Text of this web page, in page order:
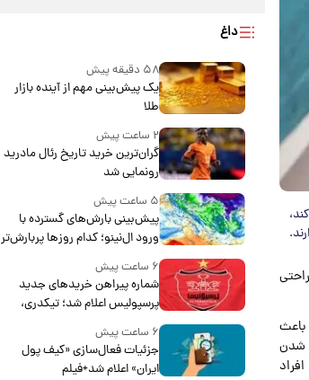
شدن
داغ
۵۸ دقیقه پیش
یک پیش‌بینی مهم از آینده بازار
طلا
۲ ساعت پیش
گران‌ترین خرید تاریخ رئال مادرید
رونمایی شد
۵ ساعت پیش
پیش‌بینی بارش‌های گسترده با
ورود ال‌نینو؛ کدام روزها پربارش‌تر
خواهند بود؟
۶ ساعت پیش
شماره پیراهن خریدهای جدید
پرسپولیس اعلام شد؛ تیکدری،
محبی و سرگیف با اعداد ویژه
۶ ساعت پیش
جزئیات فعال‌سازی «کیف پول
ایران» اعلام شد+فیلم